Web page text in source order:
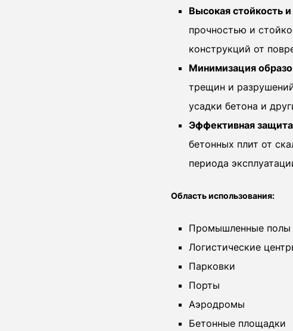
Высокая стойкость
прочностью и
конструкций от
Минимизация
трещин и
усадки бетона и
Эффективная
бетонных плит от
периода
Область использования:
Промышленные полы
Логистические
Парковки
Порты
Аэродромы
Бетонные площадки